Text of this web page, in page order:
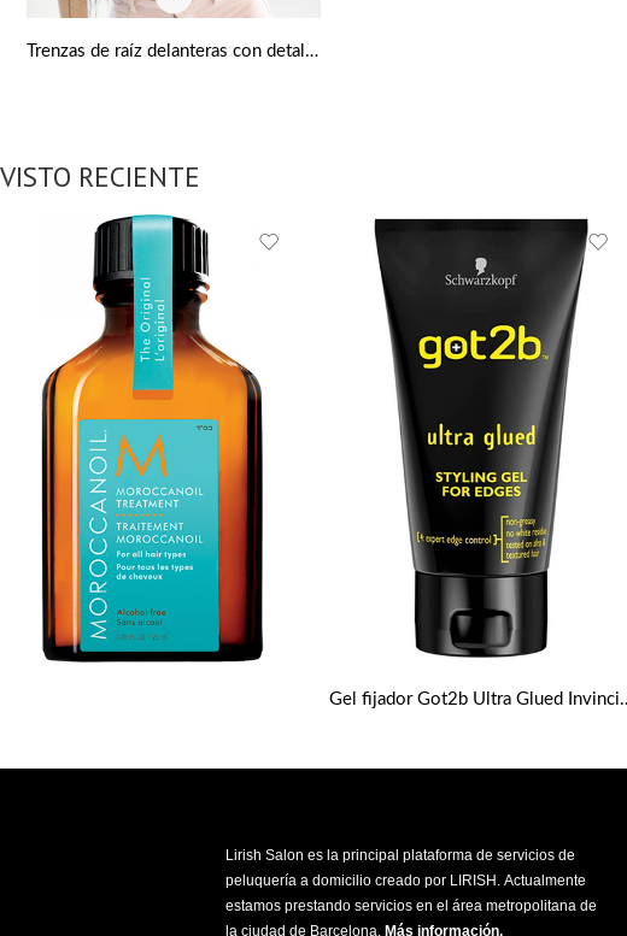
Trenzas de raíz delanteras con detalle de x
VISTO RECIENTE
Gel fijador Got2b
Lirish Salon es la principal plataforma de servicios de
peluquería a domicilio creado por LIRISH. Actualmente
estamos prestando servicios en el área metropolitana de
la ciudad de Barcelona. Más información.